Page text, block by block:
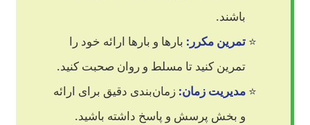
باشند.
تمرین مکرر: بارها و بارها ارائه خود را
تمرین کنید تا مسلط و روان صحبت کنید.
مدیریت زمان: زمان‌بندی دقیق برای ارائه
و بخش پرسش و پاسخ داشته باشید.